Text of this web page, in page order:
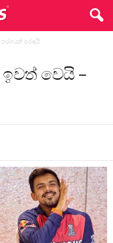
පරාදයි
වෙයි –